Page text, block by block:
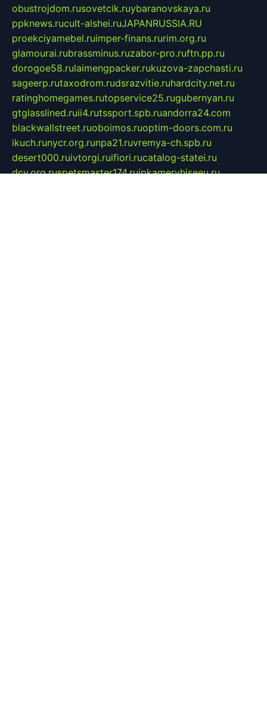
obustrojdom.rusovetcik.ruybaranovskaya.ru
ppknews.rucult-alshei.ruJAPANRUSSIA.RU
proekciyamebel.ruimper-finans.rurim.org.ru
glamourai.rubrassminus.ruzabor-pro.ruftn.pp.ru
dorogoe58.rulaimengpacker.rukuzova-zapchasti.ru
sageerp.rutaxodrom.rudsrazvitie.ruhardcity.net.ru
ratinghomegames.rutopservice25.rugubernyan.ru
gtglasslined.ruii4.rutssport.spb.ruandorra24.com
blackwallstreet.ruoboimos.ruoptim-doors.com.ru
ikuch.runycr.org.runpa21.ruvremya-ch.spb.ru
desert000.ruivtorgi.ruifiori.rucatalog-statei.ru
dcv.org.ruspetsmaster174.ruipkameryhiseeu.ru